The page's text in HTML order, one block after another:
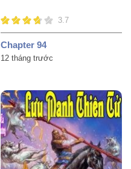
3.7
Chapter 94
12 tháng trước